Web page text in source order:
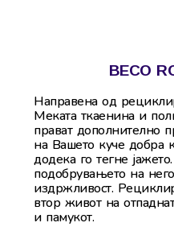
BECO
Направена од
Меката ткаенина и
прават дополнително
на Вашето куче добра
додека го тегне
подобрувањето на
издржливост.
втор живот на
и памукот.